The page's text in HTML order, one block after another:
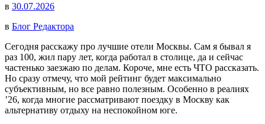
в 30.07.2026
в Блог Редактора
Сегодня расскажу про лучшие отели Москвы. Сам я бывал я
раз 100, жил пару лет, когда работал в столице, да и сейчас
частенько заезжаю по делам. Короче, мне есть ЧТО рассказать.
Но сразу отмечу, что мой рейтинг будет максимально
субъективным, но все равно полезным. Особенно в реалиях
’26, когда многие рассматривают поездку в Москву как
альтернативу отдыху на неспокойном юге.